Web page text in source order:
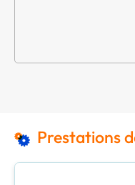
Prestations